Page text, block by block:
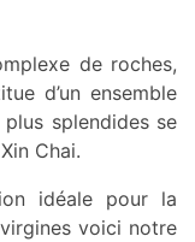
de roches,
d’un ensemble
splendides se
Chai.
idéale pour la
voici notre